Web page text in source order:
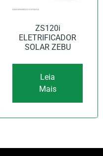
ZS120i
ELETRIFICADOR
SOLAR ZEBU
Leia
Mais